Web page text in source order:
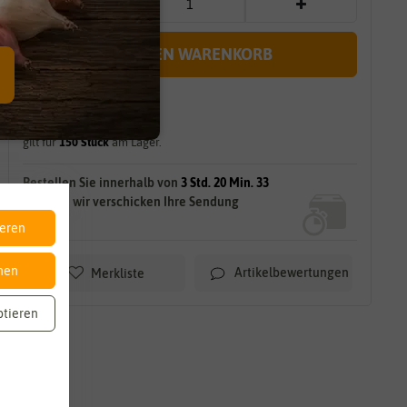
IN DEN WARENKORB
sofort lieferbar
gilt für150Stückam Lager.
Bestellen Sie innerhalb von 3 Std. 20 Min. 32
und wir verschicken Ihre Sendung
Merkliste Artikelbewertungen